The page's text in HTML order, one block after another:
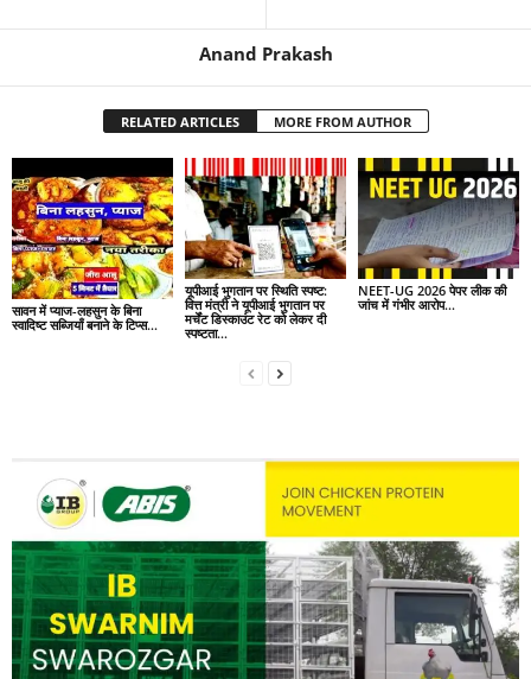
Anand Prakash
RELATED ARTICLES MORE FROM AUTHOR
सावन में प्याज-लहसुन के बिना
स्वादिष्ट सब्जियाँ बनाने के टिप्स…
यूपीआई भुगतान पर स्थिति स्पष्ट:
वित्त मंत्री ने यूपीआई भुगतान पर
मर्चेंट डिस्काउंट रेट को लेकर दी
स्पष्टता…
NEET-UG 2026 पेपर लीक की
जांच में गंभीर आरोप…